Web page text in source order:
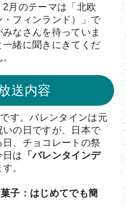
月のテーマは「北欧
・フィンランド）」で
なさんを待っていま
緒に聞きにきてくだ
送内容
す。バレンタインは元
の日ですが、日本で
、チョコレートの祭
日は
「バレンタインデ
。
子：はじめてでも簡